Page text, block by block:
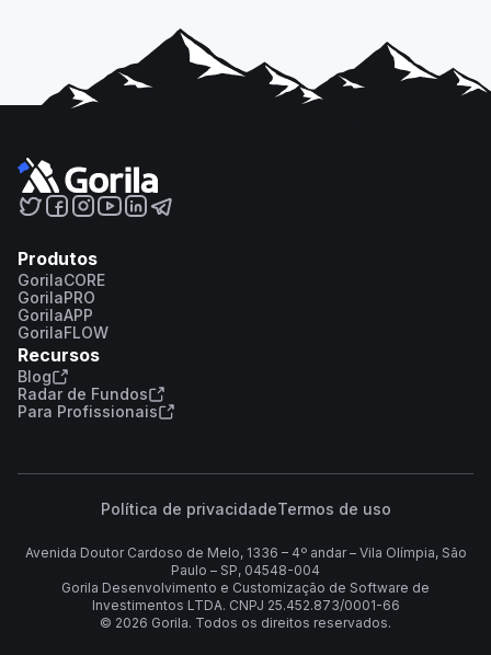
Produtos
GorilaCORE
GorilaPRO
GorilaAPP
GorilaFLOW
Recursos
Blog
Radar de Fundos
Para Profissionais
Política de privacidadeTermos de uso
Avenida Doutor Cardoso de Melo, 1336 – 4º andar – Vila Olímpia, São
Paulo – SP, 04548-004
Gorila Desenvolvimento e Customização de Software de
Investimentos LTDA. CNPJ 25.452.873/0001-66
© 2026 Gorila. Todos os direitos reservados.